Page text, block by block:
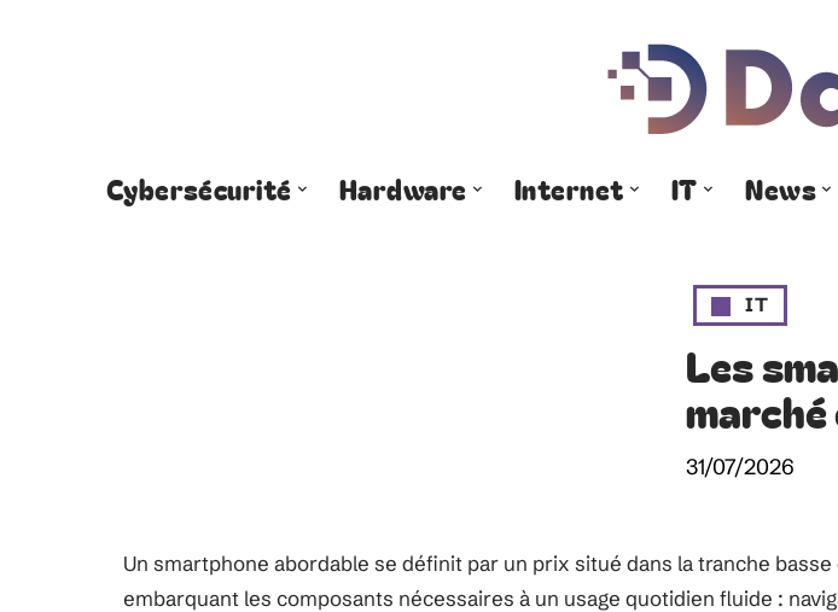
Cybersécurité Hardware Internet IT News
IT
Les
marché
31/07/2026
Un smartphone abordable se définit par un prix situé dans la tranche
embarquant les composants nécessaires à un usage quotidien fluide :